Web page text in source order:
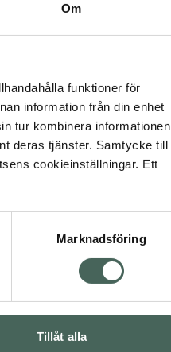
Om
funktioner för
information från din enhet
tur kombinera informationen
deras tjänster. Samtycke till
cookieinställningar. Ett
Marknadsföring
Tillåt alla